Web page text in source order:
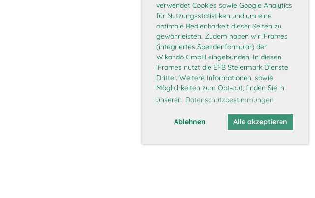
verwendet Cookies sowie Google Analytics
für Nutzungsstatistiken und um eine
optimale Bedienbarkeit dieser Seiten zu
gewährleisten. Zudem haben wir iFrames
(integriertes Spendenformular) der
Wikando GmbH eingebunden. In diesen
iFrames nutzt die EFB Steiermark Dienste
Dritter. Weitere Informationen, sowie
Möglichkeiten zum Opt-out, finden Sie in
unseren Datenschutzbestimmungen
Ablehnen Alle akzeptieren